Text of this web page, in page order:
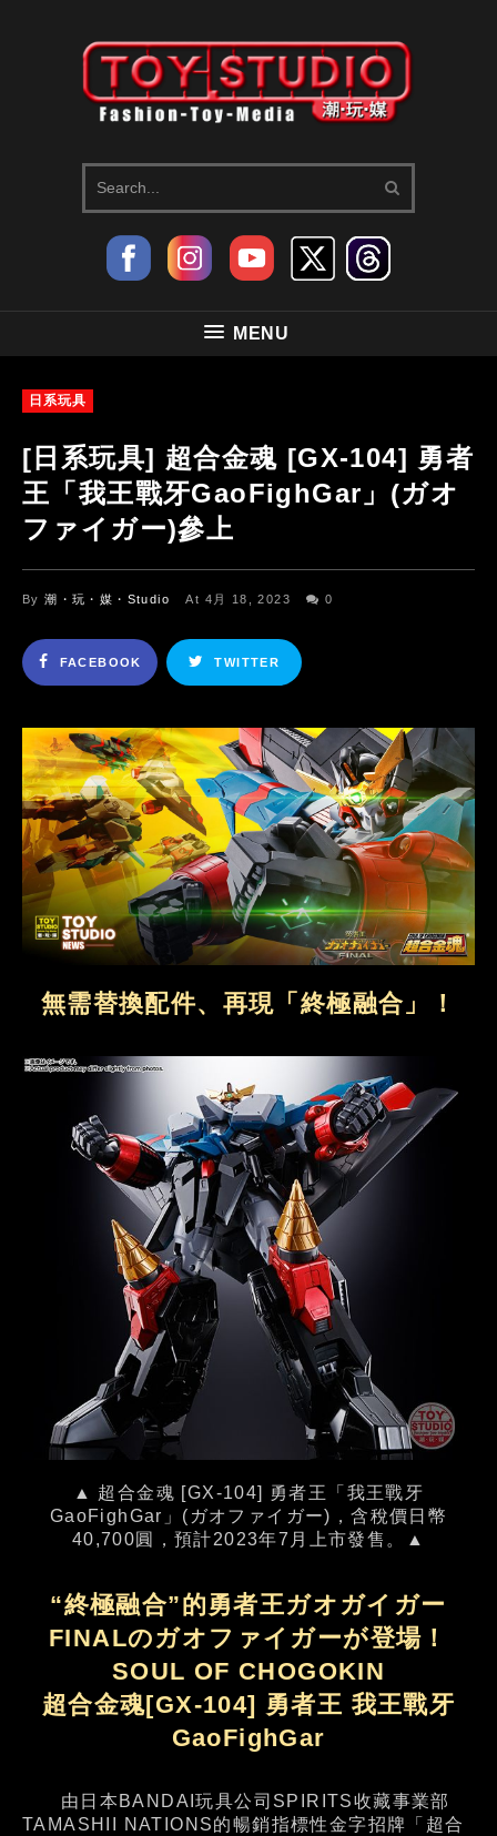
MENU
日系玩具
[日系玩具] 超合金魂 [GX-104] 勇者
王「我王戰牙GaoFighGar」(ガオ
ファイガー)參上
By潮・玩・媒・Studio At 4月 18, 2023 0
FACEBOOK TWITTER
無需替換配件、再現「終極融合」！
▲ 超合金魂 [GX-104] 勇者王「我王戰牙
GaoFighGar」(ガオファイガー)，含稅價日幣
40,700圓，預計2023年7月上市發售。▲
“終極融合”的勇者王ガオガイガー
FINALのガオファイガーが登場！
SOUL OF CHOGOKIN
超合金魂[GX-104] 勇者王 我王戰牙
GaoFighGar
由日本BANDAI玩具公司SPIRITS收藏事業部
TAMASHII NATIONS的暢銷指標性金字招牌「超合